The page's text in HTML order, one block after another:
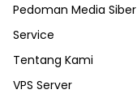
Pedoman Media Siber
Service
Tentang Kami
VPS Server